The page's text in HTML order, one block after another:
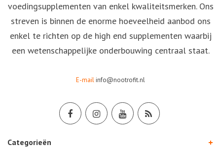
voedingsupplementen van enkel kwaliteitsmerken. Ons
streven is binnen de enorme hoeveelheid aanbod ons
enkel te richten op de high end supplementen waarbij
een wetenschappelijke onderbouwing centraal staat.
E-mailinfo@nootrofit.nl
Categorieën